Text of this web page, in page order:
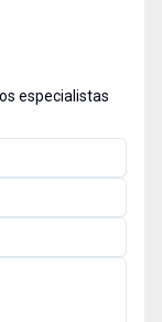
especialistas